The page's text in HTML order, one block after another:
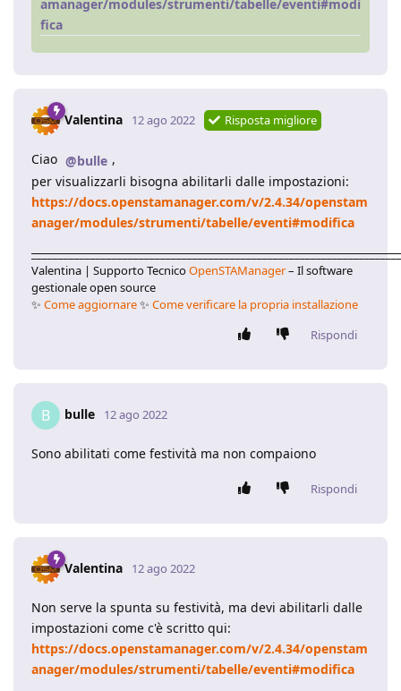
amanager/modules/strumenti/tabelle/eventi#modi
fica
Valentina 12 ago 2022 Risposta migliore
Ciao @bulle ,
per visualizzarli bisogna abilitarli dalle impostazioni:
https://docs.openstamanager.com/v/2.4.34/openstam
anager/modules/strumenti/tabelle/eventi#modifica
Valentina | Supporto TecnicoOpenSTAManager– Il software
gestionale open source
✨ Come aggiornare✨ Come verificare la propria installazione
Rispondi
B bulle 12 ago 2022
Sono abilitati come festività ma non compaiono
Rispondi
Valentina 12 ago 2022
Non serve la spunta su festività, ma devi abilitarli dalle
impostazioni come c'è scritto qui:
https://docs.openstamanager.com/v/2.4.34/openstam
anager/modules/strumenti/tabelle/eventi#modifica